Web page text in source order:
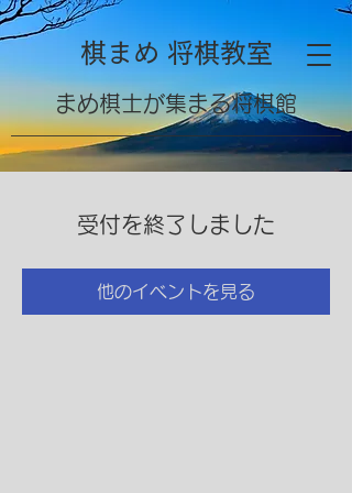
棋まめ 将棋教室
​まめ棋士が集まる将棋館
受付を終了しました
他のイベントを見る